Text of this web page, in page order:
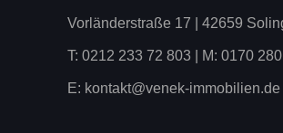
Vorländerstraße 17 | 42659
T: 0212 233 72 803 | M: 0170
E: kontakt@venek-immobilien.de